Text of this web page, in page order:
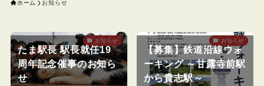
ホーム お知らせ
お知らせ
たま駅長 駅長就任19
周年記念催事のお知ら
せ
お知らせ
【募集】鉄道沿線ウォ
ーキング ～甘露寺前駅
から貴志駅～